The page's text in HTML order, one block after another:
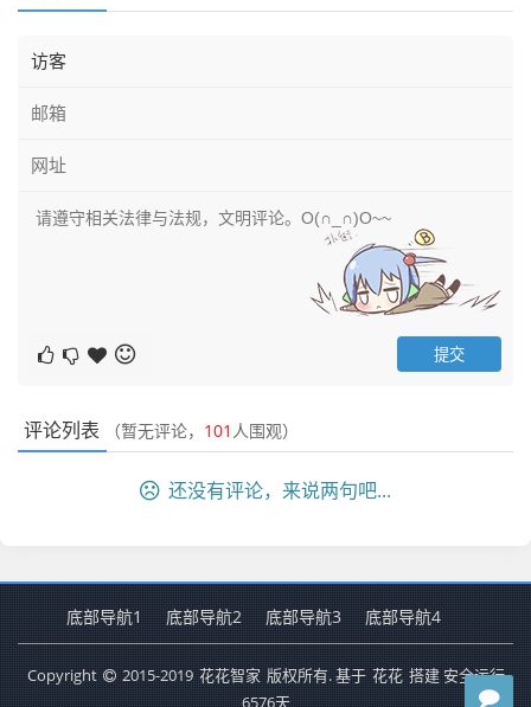
评论列表 （暂无评论， 101 人围观）
还没有评论，来说两句吧...
底部导航1 底部导航2 底部导航3 底部导航4
Copyright 2015-2019 花花智家 版权所有. 基于 花花 搭建 安全运行
6576天